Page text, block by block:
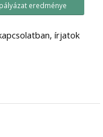
eredménye
írjatok